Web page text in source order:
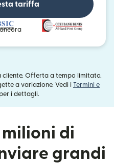
tariffa
cliente. Offerta a tempo limitato.
a variazione. Vedi i Termini e
apre in una nuova finestra)
per i dettagli.
di
grandi